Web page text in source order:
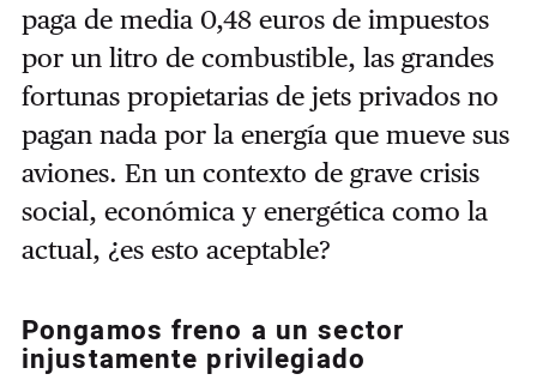
paga de media 0,48 euros de impuestos
por un litro de combustible, las grandes
fortunas propietarias de jets privados no
pagan nada por la energía que mueve sus
aviones. En un contexto de grave crisis
social, económica y energética como la
actual, ¿es esto aceptable?
Pongamos freno a un sector
injustamente privilegiado